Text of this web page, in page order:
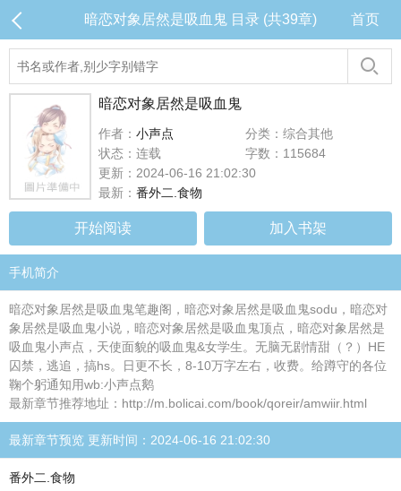
暗恋对象居然是吸血鬼 目录 (共39章) 首页
暗恋对象居然是吸血鬼
作者： 小声点
分类：综合其他
状态：连载
字数：115684
更新：2024-06-16 21:02:30
最新： 番外二.食物
开始阅读 加入书架
手机简介
暗恋对象居然是吸血鬼笔趣阁，暗恋对象居然是吸血鬼sodu，暗恋对
象居然是吸血鬼小说，暗恋对象居然是吸血鬼顶点，暗恋对象居然是
吸血鬼小声点，天使面貌的吸血鬼&女学生。无脑无剧情甜（？）HE
囚禁，逃追，搞hs。日更不长，8-10万字左右，收费。给蹲守的各位
鞠个躬通知用wb:小声点鹅
最新章节推荐地址：http://m.bolicai.com/book/qoreir/amwiir.html
最新章节预览 更新时间：2024-06-16 21:02:30
番外二.食物